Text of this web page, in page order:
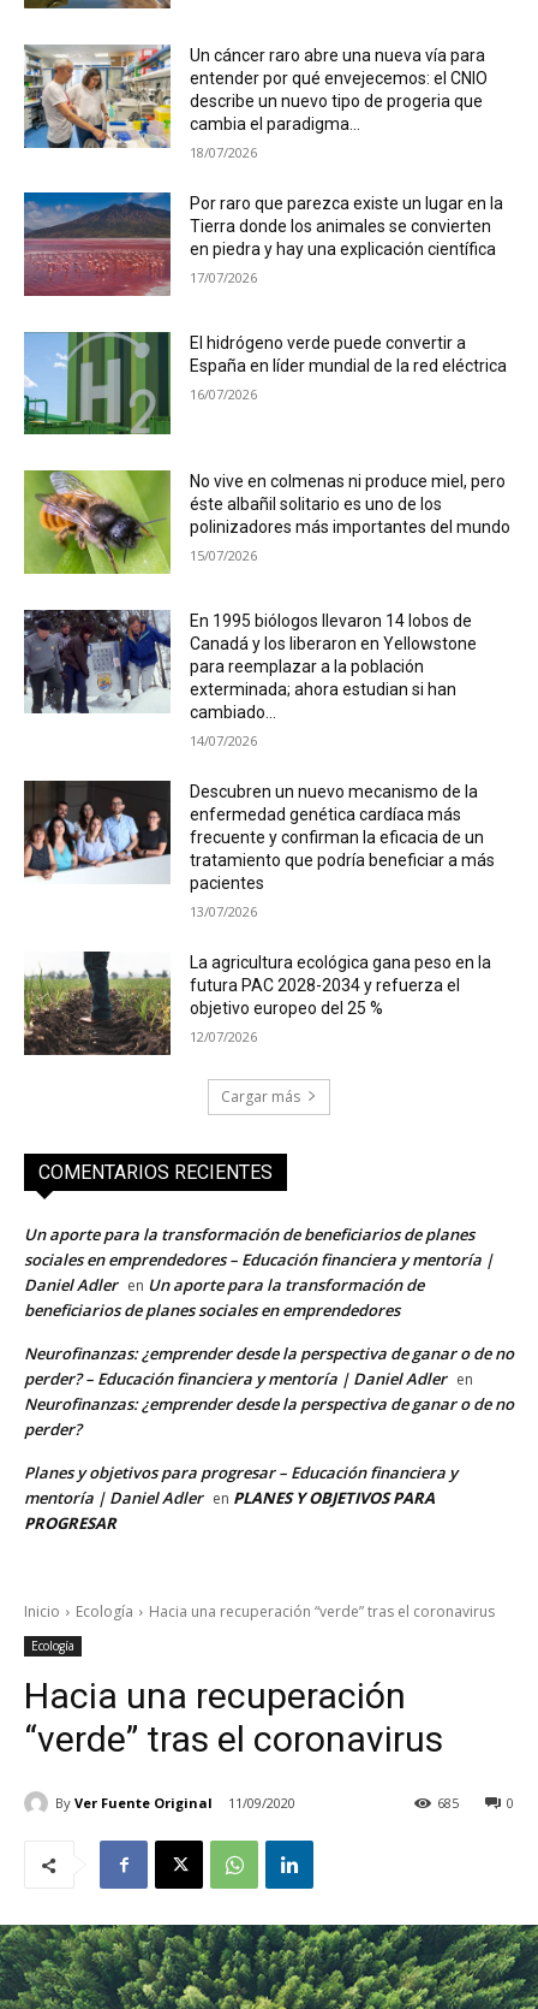
Un cáncer raro abre una nueva vía para
entender por qué envejecemos: el CNIO
describe un nuevo tipo de progeria que
cambia el paradigma...
18/07/2026
Por raro que parezca existe un lugar en la
Tierra donde los animales se convierten
en piedra y hay una explicación científica
17/07/2026
El hidrógeno verde puede convertir a
España en líder mundial de la red eléctrica
16/07/2026
No vive en colmenas ni produce miel, pero
éste albañil solitario es uno de los
polinizadores más importantes del mundo
15/07/2026
En 1995 biólogos llevaron 14 lobos de
Canadá y los liberaron en Yellowstone
para reemplazar a la población
exterminada; ahora estudian si han
cambiado...
14/07/2026
Descubren un nuevo mecanismo de la
enfermedad genética cardíaca más
frecuente y confirman la eficacia de un
tratamiento que podría beneficiar a más
pacientes
13/07/2026
La agricultura ecológica gana peso en la
futura PAC 2028-2034 y refuerza el
objetivo europeo del 25 %
12/07/2026
Cargar más
COMENTARIOS RECIENTES
Un aporte para la transformación de beneficiarios de planes
sociales en emprendedores – Educación financiera y mentoría |
Daniel Adler en Un aporte para la transformación de
beneficiarios de planes sociales en emprendedores
Neurofinanzas: ¿emprender desde la perspectiva de ganar o de no
perder? – Educación financiera y mentoría | Daniel Adler en
Neurofinanzas: ¿emprender desde la perspectiva de ganar o de no
perder?
Planes y objetivos para progresar – Educación financiera y
mentoría | Daniel Adler en PLANES Y OBJETIVOS PARA
PROGRESAR